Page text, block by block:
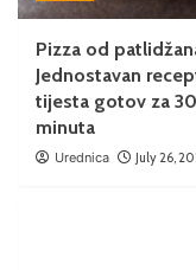
Pizza od
Jednostavan
tijesta gotov za 30
minuta
Urednica July 26,